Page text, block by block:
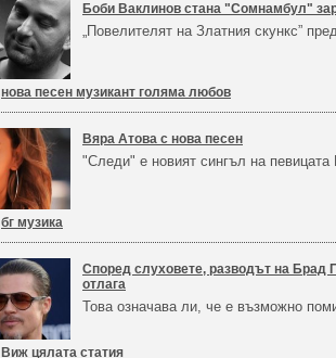
Боби Ваклинов стана "Сомнамбул"
„Повелителят на Златния скункс”
нова песен музикант голяма любов
Вяра Атова с нова песен
"Следи" е новият сингъл на певицата
бг музика
Според слуховете, разводът на
отлага
Това означава ли, че е възможно
Виж цялата статия